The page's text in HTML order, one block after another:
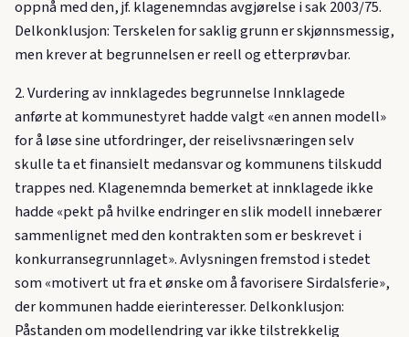
oppnå med den, jf. klagenemndas avgjørelse i sak 2003/75.
Delkonklusjon: Terskelen for saklig grunn er skjønnsmessig,
men krever at begrunnelsen er reell og etterprøvbar.
2. Vurdering av innklagedes begrunnelse Innklagede
anførte at kommunestyret hadde valgt «en annen modell»
for å løse sine utfordringer, der reiselivsnæringen selv
skulle ta et finansielt medansvar og kommunens tilskudd
trappes ned. Klagenemnda bemerket at innklagede ikke
hadde «pekt på hvilke endringer en slik modell innebærer
sammenlignet med den kontrakten som er beskrevet i
konkurransegrunnlaget». Avlysningen fremstod i stedet
som «motivert ut fra et ønske om å favorisere Sirdalsferie»,
der kommunen hadde eierinteresser. Delkonklusjon:
Påstanden om modellendring var ikke tilstrekkelig